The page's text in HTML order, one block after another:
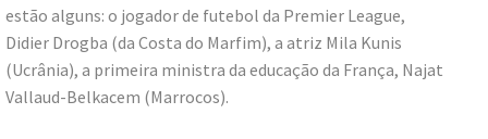
estão alguns: o jogador de futebol da Premier League,
Didier Drogba (da Costa do Marfim), a atriz Mila Kunis
(Ucrânia), a primeira ministra da educação da França, Najat
Vallaud-Belkacem (Marrocos).